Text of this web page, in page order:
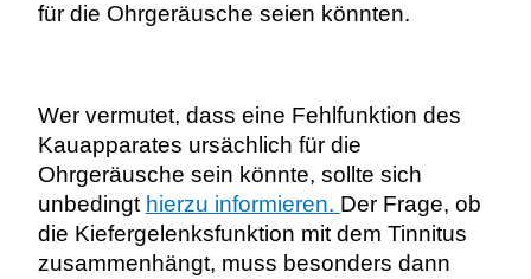
für die Ohrgeräusche seien könnten.
Wer vermutet, dass eine Fehlfunktion des
Kauapparates ursächlich für die
Ohrgeräusche sein könnte, sollte sich
unbedingt hierzu informieren. Der Frage, ob
die Kiefergelenksfunktion mit dem Tinnitus
zusammenhängt, muss besonders dann